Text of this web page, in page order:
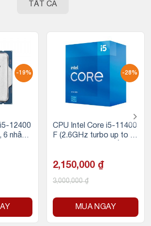
TẤT CẢ
-19%
12400
nhân 1
-28%
CPU Intel Core i5-11400
F (2.6GHz turbo up to 4.
2,150,000 ₫
3,000,000₫
MUA NGAY